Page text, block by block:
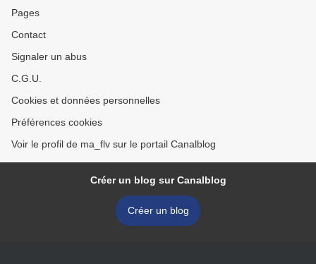
Pages
Contact
Signaler un abus
C.G.U.
Cookies et données personnelles
Préférences cookies
Voir le profil de ma_flv sur le portail Canalblog
Créer un blog sur Canalblog
Créer un blog